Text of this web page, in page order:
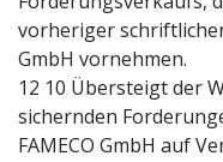
vorheriger
GmbH vornehmen.
12 10 Übersteigt der
sichernden
FAMECO GmbH auf